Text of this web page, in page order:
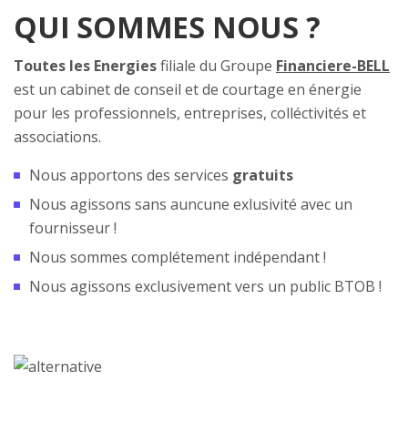
QUI SOMMES NOUS ?
Toutes les Energiesfiliale du Groupe Financiere-BELL
est un cabinet de conseil et de courtage en énergie
pour les professionnels, entreprises, colléctivités et
associations.
Nous apportons des services gratuits
Nous agissons sans auncune exlusivité avec un
fournisseur !
Nous sommes complétement indépendant !
Nous agissons exclusivement vers un public BTOB !